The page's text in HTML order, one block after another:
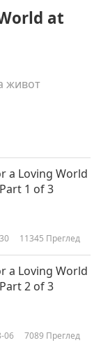
at
живот
a Loving World
1 of 3
11345 Преглед
a Loving World
2 of 3
06 7089 Преглед